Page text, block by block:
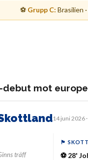
⚽ Grupp C: Brasilien
debut mot
14 juni 2026
träff
🏴󠁧󠁢󠁳󠁣󠁴󠁿
⚽ 28'